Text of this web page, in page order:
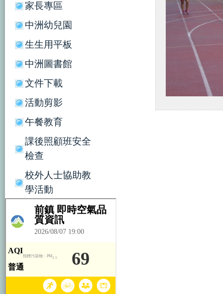
家長專區
中洲幼兒園
生生用平板
中洲圖書館
文件下載
活動剪影
午餐教育
課後照顧班安全
檢查
校外人士協助教
學活動